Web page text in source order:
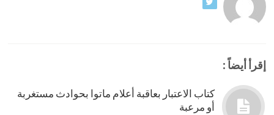
إقرأ أيضاً :
كتاب الاعتبار بعاقبة أعلام ماتوا بحوادث مستغربة
أو مرعبة